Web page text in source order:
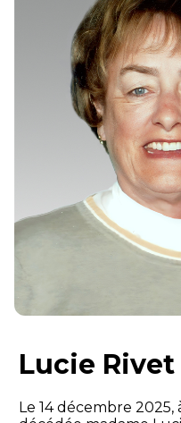
Lucie
Le 14 décembre 2025,